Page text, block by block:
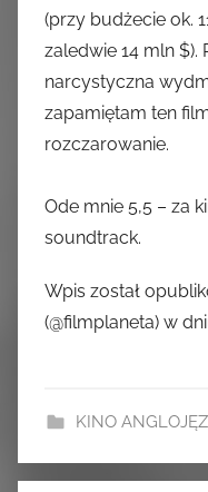
(przy budżecie ok.
zaledwie 14 mln
narcystyczna
zapamiętam ten
rozczarowanie.
Ode mnie 5,5 – za
soundtrack.
Wpis został
(@filmplaneta) w
KINO